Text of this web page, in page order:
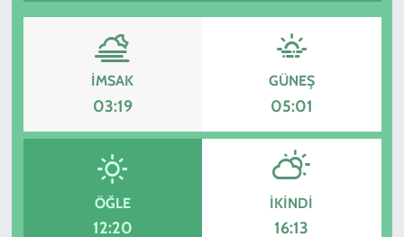
İMSAK
03:19
GÜNEŞ
05:01
ÖĞLE
12:20
İKINDI
16:13